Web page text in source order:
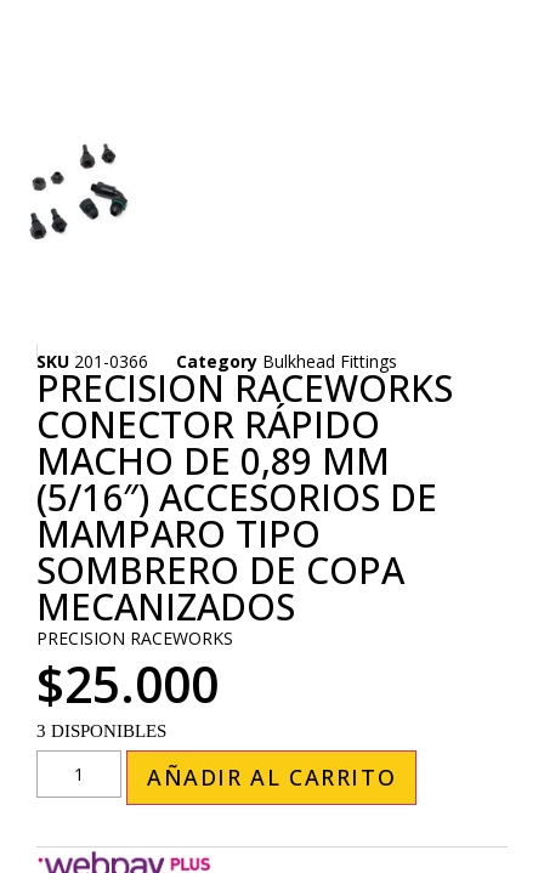
SKU 201-0366 Category Bulkhead Fittings
PRECISION RACEWORKS
CONECTOR RÁPIDO
MACHO DE 0,89 MM
(5/16″) ACCESORIOS DE
MAMPARO TIPO
SOMBRERO DE COPA
MECANIZADOS
PRECISION RACEWORKS
$25.000
3 DISPONIBLES
AÑADIR AL CARRITO